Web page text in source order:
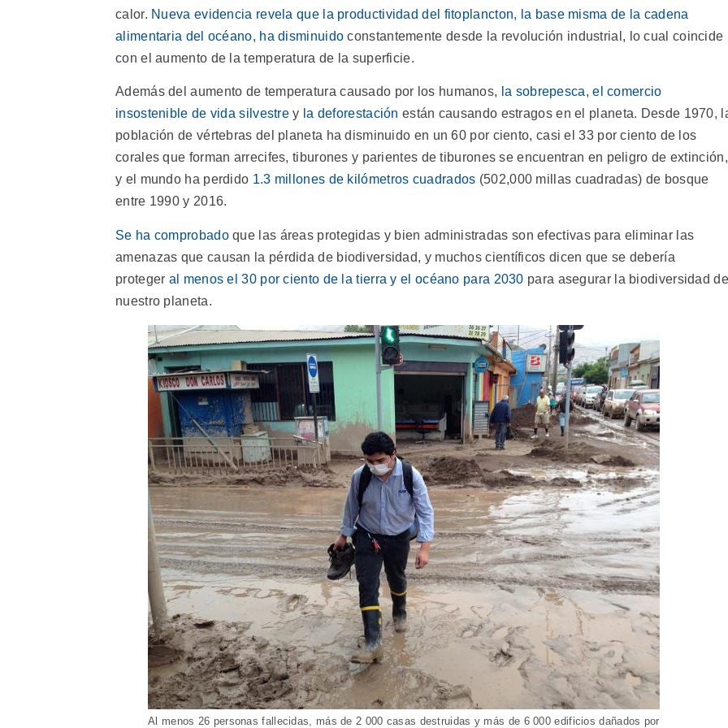
calor. Nueva evidencia revela que la productividad del fitoplancton, la base misma de la cadena
alimentaria del océano, ha disminuido constantemente desde la revolución industrial, lo cual coincide
con el aumento de la temperatura de la superficie.
Además del aumento de temperatura causado por los humanos, la sobrepesca,el comercio
insostenible de vida silvestre y la deforestación están causando estragos en el planeta. Desde 1970,
población de vértebras del planeta ha disminuido en un 60 por ciento, casi el 33 por ciento de los
corales que forman arrecifes, tiburones y parientes de tiburones se encuentran en peligro de extinción,
y el mundo ha perdido 1.3 millones de kilómetros cuadrados (502,000 millas cuadradas) de bosque
entre 1990 y 2016.
Se ha comprobadoque las áreas protegidas y bien administradas son efectivas para eliminar las
amenazas que causan la pérdida de biodiversidad, y muchos científicos dicen que se debería
proteger al menos el 30 por ciento de la tierra y el océano para 2030 para asegurar la biodiversidad de
nuestro planeta.
Al menos 26 personas fallecidas, más de 2 000 casas destruidas y más de 6 000 edificios dañados por